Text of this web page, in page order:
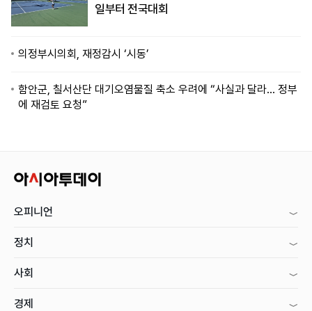
일부터 전국대회
의정부시의회, 재정감시 ‘시동’
함안군, 칠서산단 대기오염물질 축소 우려에 “사실과 달라… 정부
에 재검토 요청”
오피니언
정치
사회
경제